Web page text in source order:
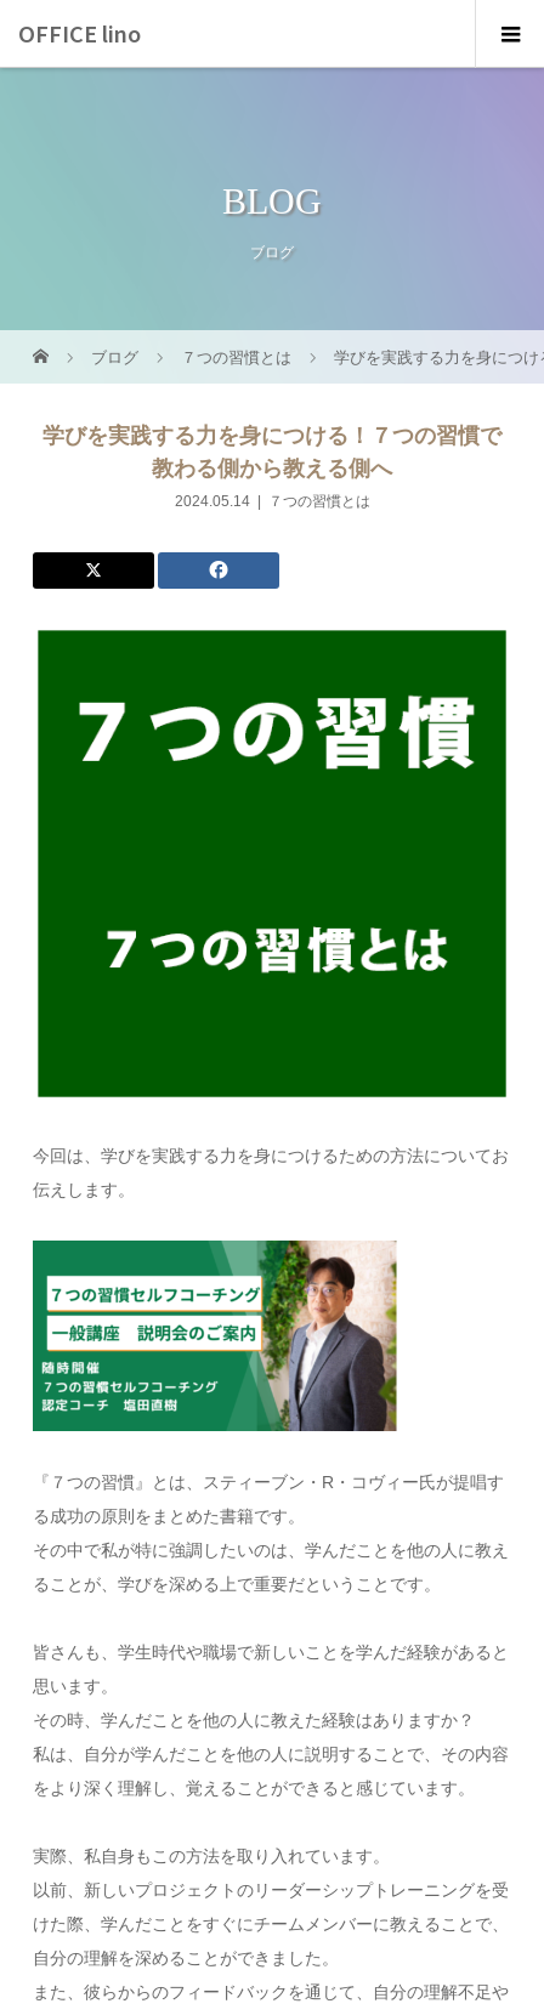
OFFICE lino
BLOG
ブログ
ブログ ７つの習慣とは 学びを実践する力を身につ
学びを実践する力を身につける！７つの習慣で
教わる側から教える側へ
2024.05.14 ７つの習慣とは
今回は、学びを実践する力を身につけるための方法についてお
伝えします。
『７つの習慣』とは、スティーブン・R・コヴィー氏が提唱す
る成功の原則をまとめた書籍です。
その中で私が特に強調したいのは、学んだことを他の人に教え
ることが、学びを深める上で重要だということです。
皆さんも、学生時代や職場で新しいことを学んだ経験があると
思います。
その時、学んだことを他の人に教えた経験はありますか？
私は、自分が学んだことを他の人に説明することで、その内容
をより深く理解し、覚えることができると感じています。
実際、私自身もこの方法を取り入れています。
以前、新しいプロジェクトのリーダーシップトレーニングを受
けた際、学んだことをすぐにチームメンバーに教えることで、
自分の理解を深めることができました。
また、彼らからのフィードバックを通じて、自分の理解不足や